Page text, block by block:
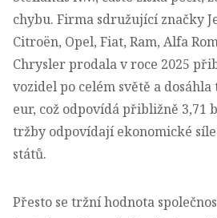
chybu. Firma sdružující značky
Citroën, Opel, Fiat, Ram, Alfa
Chrysler prodala v roce 2025
vozidel po celém světě a
eur, což odpovídá přibližně 3,71
tržby odpovídají ekonomické
států.
Přesto se tržní hodnota